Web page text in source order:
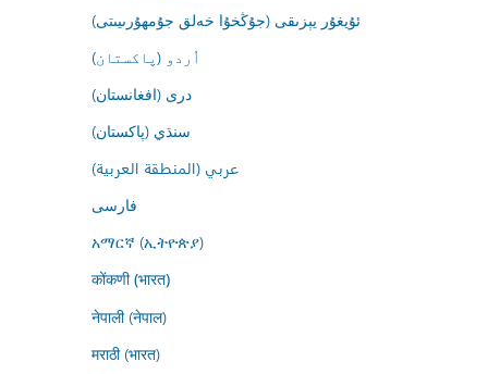
ئۇيغۇر يېزىقى (جۇڭخۇا خەلق جۇمھۇرىيىتى)
اُردو (پاکستان)
درى (افغانستان)
سنڌي (پاکستان)
عربي (المنطقة العربية)
فارسى
አማርኛ (ኢትዮጵያ)
कोंकणी (भारत)
नेपाली (नेपाल)
मराठी (भारत)